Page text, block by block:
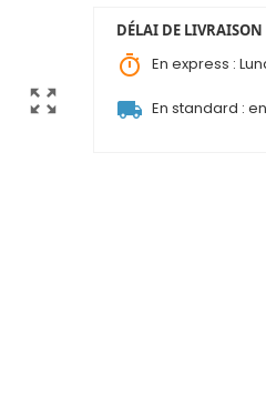
zoom_out_map
DÉLAI DE LIVRAISON
timer En express :
local_shipping En standard :